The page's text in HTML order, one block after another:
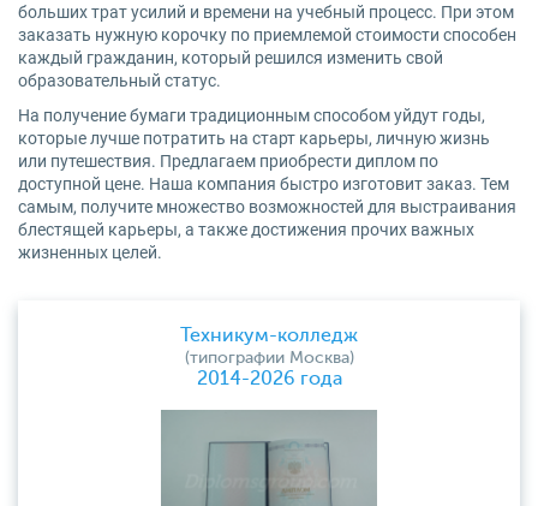
больших трат усилий и времени на учебный процесс. При этом
заказать нужную корочку по приемлемой стоимости способен
каждый гражданин, который решился изменить свой
образовательный статус.
На получение бумаги традиционным способом уйдут годы,
которые лучше потратить на старт карьеры, личную жизнь
или путешествия. Предлагаем приобрести диплом по
доступной цене. Наша компания быстро изготовит заказ. Тем
самым, получите множество возможностей для выстраивания
блестящей карьеры, а также достижения прочих важных
жизненных целей.
Техникум-колледж
(типографии Москва)
2014-2026 года